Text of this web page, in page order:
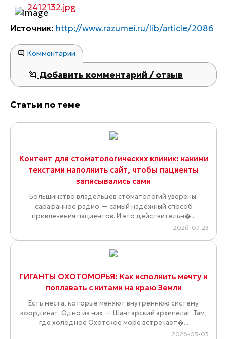
2412132.jpg
Источник: http://www.razumei.ru/lib/article/2086
Комментарии
Добавить комментарий / отзыв
Статьи по теме
Контент для стоматологических клиник: какими
текстами наполнить сайт, чтобы пациенты
записывались сами
Большинство владельцев стоматологий уверены:
сарафанное радио — самый надежный способ
привлечения пациентов. И это действительн�...
2026-07-23
ГИГАНТЫ ОХОТОМОРЬЯ: Как исполнить мечту и
поплавать с китами на краю Земли
Есть места, которые меняют внутреннюю систему
координат. Одно из них — Шантарский архипелаг. Там,
где холодное Охотское море встречает�...
2026-05-03